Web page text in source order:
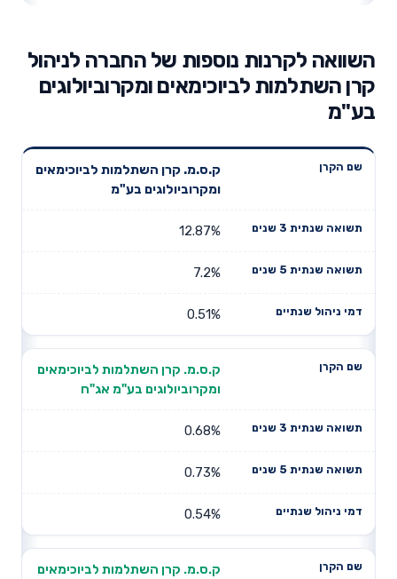
השוואה לקרנות נוספות של החברה לניהול
קרן השתלמות לביוכימאים ומקרוביולוגים
בע"מ
שנתית 3
תשואה
שנתית 5
דמי ניהול
ק.ס.מ. קרן השתלמות לביוכימאים
ומקרוביולוגים בע"מ
12.87%
7.2%
0.51%
ק.ס.מ. קרן השתלמות לביוכימאים
ומקרוביולוגים בע"מ אג"ח
0.68%
0.73%
0.54%
ק.ס.מ. קרן השתלמות לביוכימאים